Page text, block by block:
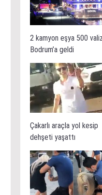
2 kamyon eşya 500
Bodrum’a geldi
Çakarlı araçla yol kesip
dehşeti yaşattı